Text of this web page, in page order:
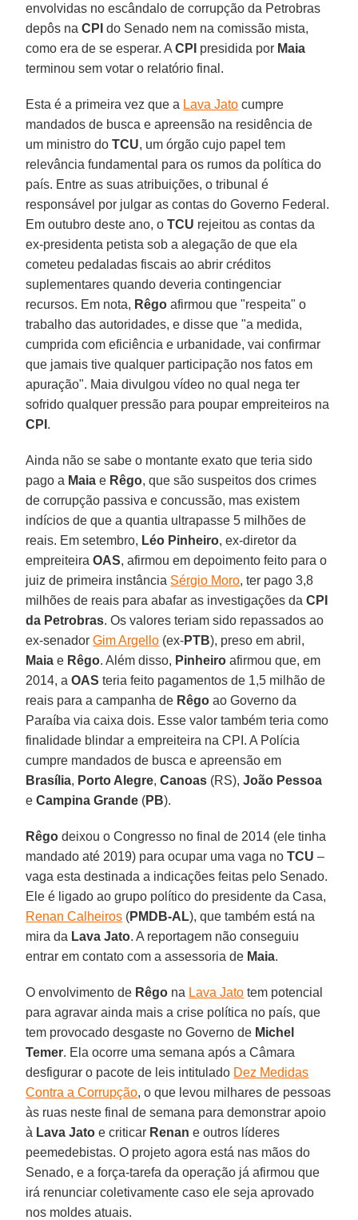
envolvidas no escândalo de corrupção da Petrobras
depôs naCPI do Senado nem na comissão mista,
como era de se esperar. ACPI presidida por Maia
terminou sem votar o relatório final.
Esta é a primeira vez que a Lava Jato cumpre
mandados de busca e apreensão na residência de
um ministro doTCU, um órgão cujo papel tem
relevância fundamental para os rumos da política do
país. Entre as suas atribuições, o tribunal é
responsável por julgar as contas do Governo Federal.
Em outubro deste ano, oTCU rejeitou as contas da
ex-presidenta petista sob a alegação de que ela
cometeu pedaladas fiscais ao abrir créditos
suplementares quando deveria contingenciar
recursos. Em nota, Rêgo afirmou que "respeita" o
trabalho das autoridades, e disse que "a medida,
cumprida com eficiência e urbanidade, vai confirmar
que jamais tive qualquer participação nos fatos em
apuração". Maia divulgou vídeo no qual nega ter
sofrido qualquer pressão para poupar empreiteiros na
CPI .
Ainda não se sabe o montante exato que teria sido
pago a Maia e Rêgo, que são suspeitos dos crimes
de corrupção passiva e concussão, mas existem
indícios de que a quantia ultrapasse 5 milhões de
reais. Em setembro, Léo Pinheiro, ex-diretor da
empreiteiraOAS, afirmou em depoimento feito para o
juiz de primeira instância Sérgio Moro, ter pago 3,8
milhões de reais para abafar as investigações daCPI
da Petrobras. Os valores teriam sido repassados ao
ex-senadorGim Argello (ex-PTB), preso em abril,
Maia e Rêgo. Além disso, Pinheiro afirmou que, em
2014, aOAS teria feito pagamentos de 1,5 milhão de
reais para a campanha de Rêgo ao Governo da
Paraíba via caixa dois. Esse valor também teria como
finalidade blindar a empreiteira na CPI. A Polícia
cumpre mandados de busca e apreensão em
Brasília, Porto Alegre,Canoas (RS),João Pessoa
eCampina Grande (PB).
Rêgo deixou o Congresso no final de 2014 (ele tinha
mandado até 2019) para ocupar uma vaga noTCU –
vaga esta destinada a indicações feitas pelo Senado.
Ele é ligado ao grupo político do presidente da Casa,
Renan Calheiros (PMDB-AL), que também está na
mira da Lava Jato. A reportagem não conseguiu
entrar em contato com a assessoria de Maia.
O envolvimento de Rêgo na Lava Jato tem potencial
para agravar ainda mais a crise política no país, que
tem provocado desgaste no Governo de Michel
Temer. Ela ocorre uma semana após a Câmara
desfigurar o pacote de leis intitulado Dez Medidas
Contra a Corrupção, o que levou milhares de pessoas
às ruas neste final de semana para demonstrar apoio
à Lava Jato e criticar Renan e outros líderes
peemedebistas. O projeto agora está nas mãos do
Senado, e a força-tarefa da operação já afirmou que
irá renunciar coletivamente caso ele seja aprovado
nos moldes atuais.